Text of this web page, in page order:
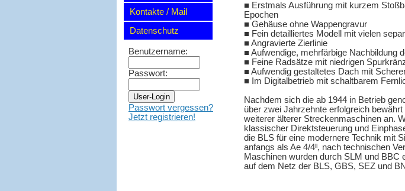
Kontakte / Mail
Datenschutz
Benutzername:
Passwort:
Passwort vergessen?
Jetzt registrieren!
■ Erstmals Ausführung mit kurzem
Epochen
■ Gehäuse ohne Wappengravur
■ Fein detailliertes Modell mit vielen
■ Angravierte Zierlinie
■ Aufwendige, mehrfärbige Nachbildung
■ Feine Radsätze mit niedrigen
■ Aufwendig gestaltetes Dach mit
■ Im Digitalbetrieb mit schaltbarem
Nachdem sich die ab 1944 in Betrieb
über zwei Jahrzehnte erfolgreich
weiterer älterer Streckenmaschinen an.
klassischer Direktsteuerung und
die BLS für eine modernere Technik mit
anfangs als Ae 4/4ˡˡ, nach technischen
Maschinen wurden durch SLM und
auf dem Netz der BLS, GBS, SEZ und